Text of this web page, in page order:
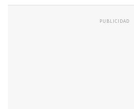
PUBLICIDAD